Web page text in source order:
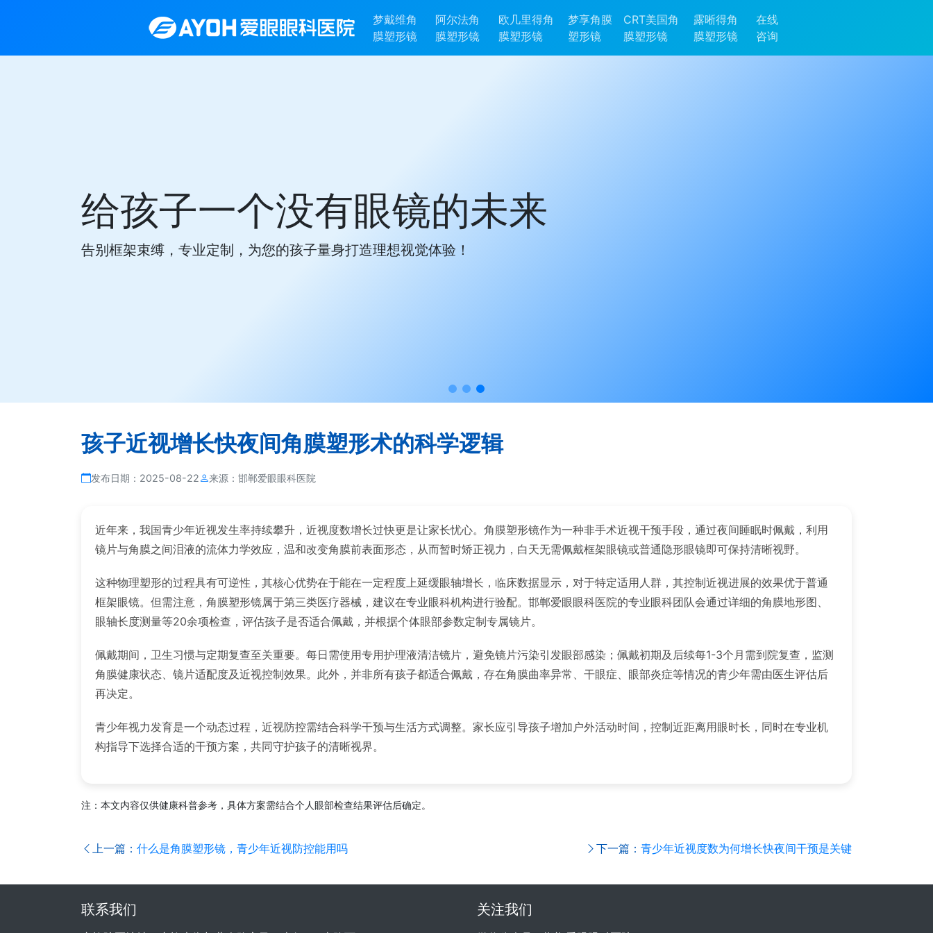
梦戴维角
膜塑形镜
阿尔法角
膜塑形镜
欧几里得角
膜塑形镜
梦享角膜
塑形镜
CRT美国角
膜塑形镜
露晰得角
膜塑形镜
在线
咨询
给孩子一个没有眼镜的未来
告别框架束缚，专业定制，为您的孩子量身打造理想视觉体验！
孩子近视增长快夜间角膜塑形术的科学逻辑
发布日期： 2025-08-22 来源： 邯郸爱眼眼科医院
近年来，我国青少年近视发生率持续攀升，近视度数增长过快更是让家长忧心。角膜塑形镜作为一种非手术近视干预手段，通过夜间睡眠时佩戴，利用
镜片与角膜之间泪液的流体力学效应，温和改变角膜前表面形态，从而暂时矫正视力，白天无需佩戴框架眼镜或普通隐形眼镜即可保持清晰视野。
这种物理塑形的过程具有可逆性，其核心优势在于能在一定程度上延缓眼轴增长，临床数据显示，对于特定适用人群，其控制近视进展的效果优于普通
框架眼镜。但需注意，角膜塑形镜属于第三类医疗器械，建议在专业眼科机构进行验配。邯郸爱眼眼科医院的专业眼科团队会通过详细的角膜地形图、
眼轴长度测量等20余项检查，评估孩子是否适合佩戴，并根据个体眼部参数定制专属镜片。
佩戴期间，卫生习惯与定期复查至关重要。每日需使用专用护理液清洁镜片，避免镜片污染引发眼部感染；佩戴初期及后续每1-3个月需到院复查，监测
角膜健康状态、镜片适配度及近视控制效果。此外，并非所有孩子都适合佩戴，存在角膜曲率异常、干眼症、眼部炎症等情况的青少年需由医生评估后
再决定。
青少年视力发育是一个动态过程，近视防控需结合科学干预与生活方式调整。家长应引导孩子增加户外活动时间，控制近距离用眼时长，同时在专业机
构指导下选择合适的干预方案，共同守护孩子的清晰视界。
注：本文内容仅供健康科普参考，具体方案需结合个人眼部检查结果评估后确定。
上一篇： 什么是角膜塑形镜，青少年近视防控能用吗 下一篇： 青少年近视度数为何增长快夜间干预是关键
联系我们 关注我们